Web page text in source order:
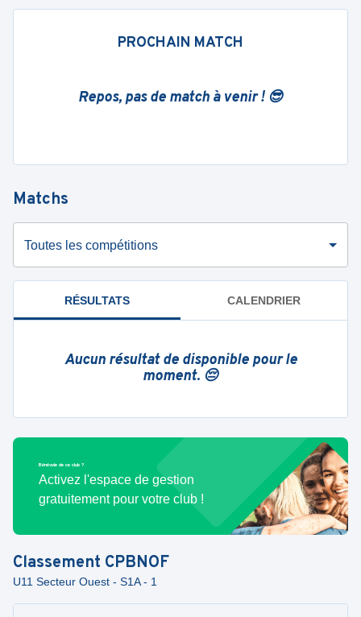
PROCHAIN MATCH
Repos, pas de match à venir ! 😎
Matchs
Toutes les compétitions
RÉSULTATS CALENDRIER
Aucun résultat de disponible pour le
moment. 😔
Bénévole de ce club ?
Activez l'espace de gestion
gratuitement pour votre club !
Classement CPBNOF
U11 Secteur Ouest - S1A - 1